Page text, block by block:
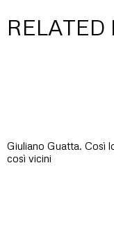
RELATED
Giuliano Guatta. Così
così vicini